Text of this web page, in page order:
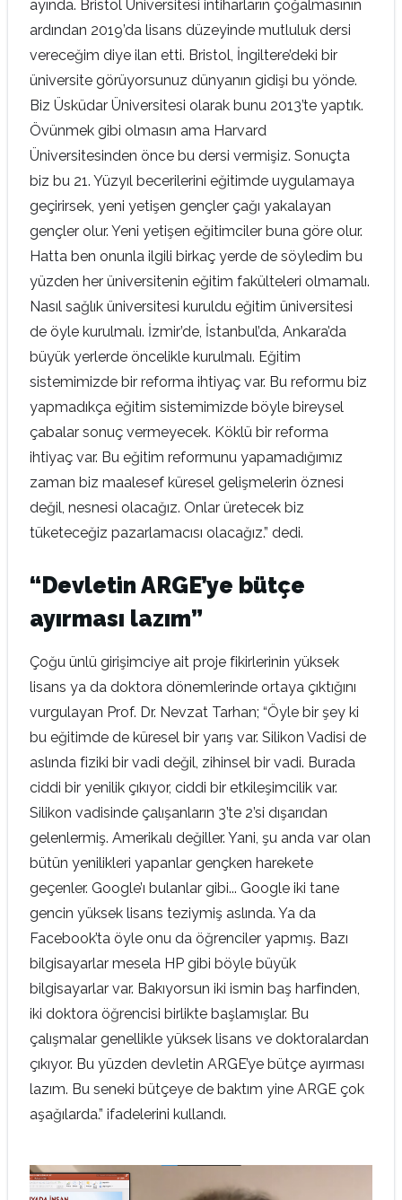
ayında. Bristol Üniversitesi intiharların çoğalmasının
ardından 2019’da lisans düzeyinde mutluluk dersi
vereceğim diye ilan etti. Bristol, İngiltere’deki bir
üniversite görüyorsunuz dünyanın gidişi bu yönde.
Biz Üsküdar Üniversitesi olarak bunu 2013’te yaptık.
Övünmek gibi olmasın ama Harvard
Üniversitesinden önce bu dersi vermişiz. Sonuçta
biz bu 21. Yüzyıl becerilerini eğitimde uygulamaya
geçirirsek, yeni yetişen gençler çağı yakalayan
gençler olur. Yeni yetişen eğitimciler buna göre olur.
Hatta ben onunla ilgili birkaç yerde de söyledim bu
yüzden her üniversitenin eğitim fakülteleri olmamalı.
Nasıl sağlık üniversitesi kuruldu eğitim üniversitesi
de öyle kurulmalı. İzmir’de, İstanbul’da, Ankara’da
büyük yerlerde öncelikle kurulmalı. Eğitim
sistemimizde bir reforma ihtiyaç var. Bu reformu biz
yapmadıkça eğitim sistemimizde böyle bireysel
çabalar sonuç vermeyecek. Köklü bir reforma
ihtiyaç var. Bu eğitim reformunu yapamadığımız
zaman biz maalesef küresel gelişmelerin öznesi
değil, nesnesi olacağız. Onlar üretecek biz
tüketeceğiz pazarlamacısı olacağız.” dedi.
“Devletin ARGE’ye bütçe
ayırması lazım”
Çoğu ünlü girişimciye ait proje fikirlerinin yüksek
lisans ya da doktora dönemlerinde ortaya çıktığını
vurgulayan Prof. Dr. Nevzat Tarhan; “Öyle bir şey ki
bu eğitimde de küresel bir yarış var. Silikon Vadisi de
aslında fiziki bir vadi değil, zihinsel bir vadi. Burada
ciddi bir yenilik çıkıyor, ciddi bir etkileşimcilik var.
Silikon vadisinde çalışanların 3’te 2’si dışarıdan
gelenlermiş. Amerikalı değiller. Yani, şu anda var olan
bütün yenilikleri yapanlar gençken harekete
geçenler. Google’ı bulanlar gibi... Google iki tane
gencin yüksek lisans teziymiş aslında. Ya da
Facebook’ta öyle onu da öğrenciler yapmış. Bazı
bilgisayarlar mesela HP gibi böyle büyük
bilgisayarlar var. Bakıyorsun iki ismin baş harfinden,
iki doktora öğrencisi birlikte başlamışlar. Bu
çalışmalar genellikle yüksek lisans ve doktoralardan
çıkıyor. Bu yüzden devletin ARGE’ye bütçe ayırması
lazım. Bu seneki bütçeye de baktım yine ARGE çok
aşağılarda.” ifadelerini kullandı.